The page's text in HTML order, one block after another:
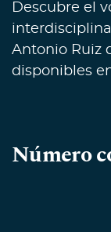
Descubre el
Antonio Ruiz
disponibles
Número